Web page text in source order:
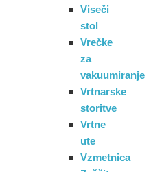
Viseči
stol
Vrečke
za
vakuumiranje
Vrtnarske
storitve
Vrtne
ute
Vzmetnica